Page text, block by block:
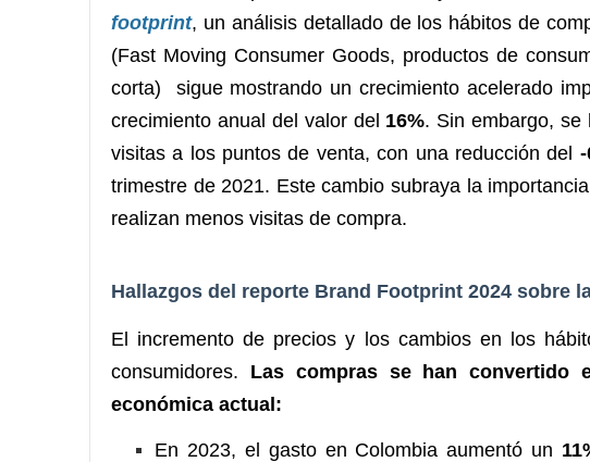
footprint, un análisis detallado de los hábitos de
(Fast Moving Consumer Goods, productos de
corta) sigue mostrando un crecimiento acelerado
crecimiento anual del valor del 16%. Sin embargo, se
visitas a los puntos de venta, con una reducción del
trimestre de 2021. Este cambio subraya la
realizan menos visitas de compra.
Hallazgos del reporte Brand Footprint 2024 sobre
El incremento de precios y los cambios en los
consumidores. Las compras se han convertido
económica actual:
En 2023, el gasto en Colombia aumentó un